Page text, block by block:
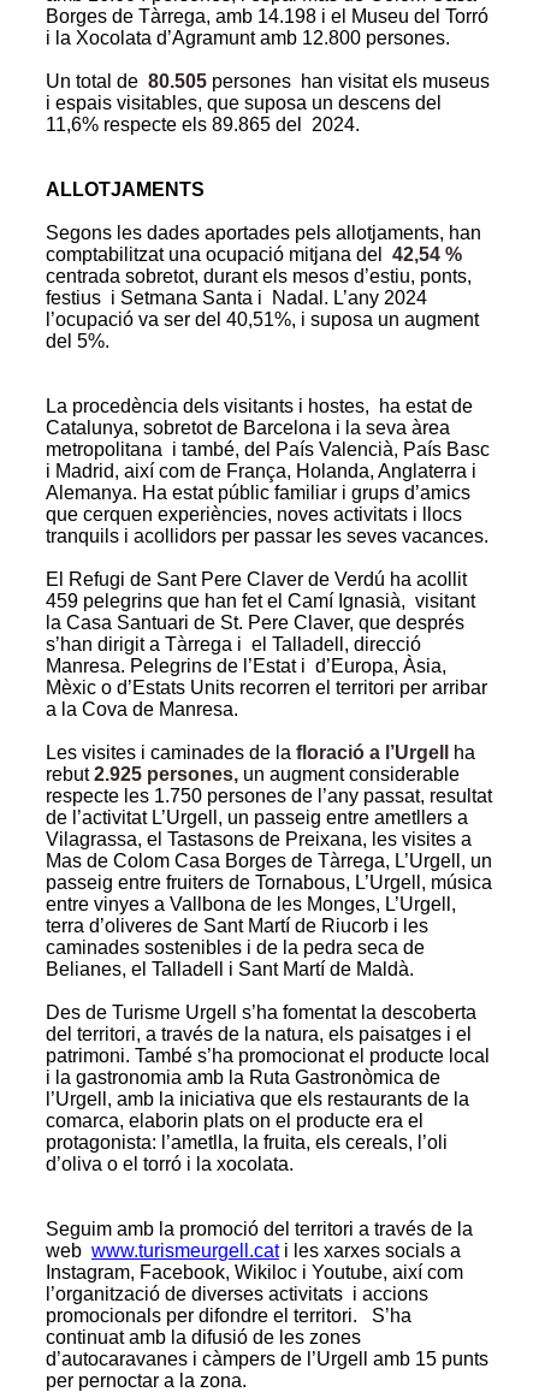
Borges de Tàrrega, amb 14.198 i el Museu del Torró
i la Xocolata d’Agramunt amb 12.800 persones.
Un total de 80.505 persones han visitat els museus
i espais visitables, que suposa un descens del
11,6% respecte els 89.865 del 2024.
ALLOTJAMENTS
Segons les dades aportades pels allotjaments, han
comptabilitzat una ocupació mitjana del
42,54 %
centrada sobretot, durant els mesos d’estiu, ponts,
festius i Setmana Santa i Nadal. L’any 2024
l’ocupació va ser del 40,51%, i suposa un augment
del 5%.
La procedència dels visitants i hostes, ha estat de
Catalunya, sobretot de Barcelona i la seva àrea
metropolitana i també, del País Valencià, País Basc
i Madrid, així com de França, Holanda, Anglaterra i
Alemanya. Ha estat públic familiar i grups d’amics
que cerquen experiències, noves activitats i llocs
tranquils i acollidors per passar les seves vacances.
El Refugi de Sant Pere Claver de Verdú ha acollit
459 pelegrins que han fet el Camí Ignasià, visitant
la Casa Santuari de St. Pere Claver, que després
s’han dirigit a Tàrrega i el Talladell, direcció
Manresa. Pelegrins de l’Estat i d’Europa, Àsia,
Mèxic o d’Estats Units recorren el territori per arribar
a la Cova de Manresa.
Les visites i caminades de la floració a l’Urgell
ha
rebut2.925 persones, un augment considerable
respecte les 1.750 persones de l’any passat, resultat
de l’activitat L’Urgell, un passeig entre ametllers a
Vilagrassa, el Tastasons de Preixana, les visites a
Mas de Colom Casa Borges de Tàrrega, L’Urgell, un
passeig entre fruiters de Tornabous, L’Urgell, música
entre vinyes a Vallbona de les Monges, L’Urgell,
terra d’oliveres de Sant Martí de Riucorb i les
caminades sostenibles i de la pedra seca de
Belianes, el Talladell i Sant Martí de Maldà.
Des de Turisme Urgell s’ha fomentat la descoberta
del territori, a través de la natura, els paisatges i el
patrimoni. També s’ha promocionat el producte local
i la gastronomia amb la Ruta Gastronòmica de
l’Urgell, amb la iniciativa que els restaurants de la
comarca, elaborin plats on el producte era el
protagonista: l’ametlla, la fruita, els cereals, l’oli
d’oliva o el torró i la xocolata.
Seguim amb la promoció del territori a través de la
web www.turismeurgell.cati les xarxes socials a
Instagram, Facebook, Wikiloc i Youtube, així com
l’organització de diverses activitats i accions
promocionals per difondre el territori. S’ha
continuat amb la difusió de les zones
d’autocaravanes i càmpers de l’Urgell amb 15 punts
per pernoctar a la zona.